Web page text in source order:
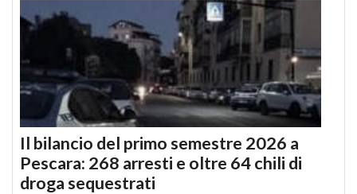
Il bilancio del primo semestre 2026 a
Pescara: 268 arresti e oltre 64 chili di
droga sequestrati